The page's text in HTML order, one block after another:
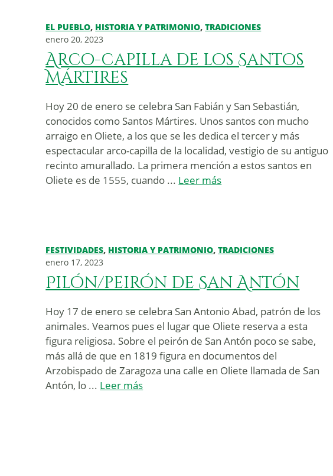
EL PUEBLO, HISTORIA Y PATRIMONIO,TRADICIONES
enero 20, 2023
Arco-capilla de los Santos
Mártires
Hoy 20 de enero se celebra San Fabián y San Sebastián,
conocidos como Santos Mártires. Unos santos con mucho
arraigo en Oliete, a los que se les dedica el tercer y más
espectacular arco-capilla de la localidad, vestigio de su antiguo
recinto amurallado. La primera mención a estos santos en
Oliete es de 1555, cuando ... Leer más
FESTIVIDADES, HISTORIA Y PATRIMONIO,TRADICIONES
enero 17, 2023
Pilón/peirón de San Antón
Hoy 17 de enero se celebra San Antonio Abad, patrón de los
animales. Veamos pues el lugar que Oliete reserva a esta
figura religiosa. Sobre el peirón de San Antón poco se sabe,
más allá de que en 1819 figura en documentos del
Arzobispado de Zaragoza una calle en Oliete llamada de San
Antón, lo ... Leer más